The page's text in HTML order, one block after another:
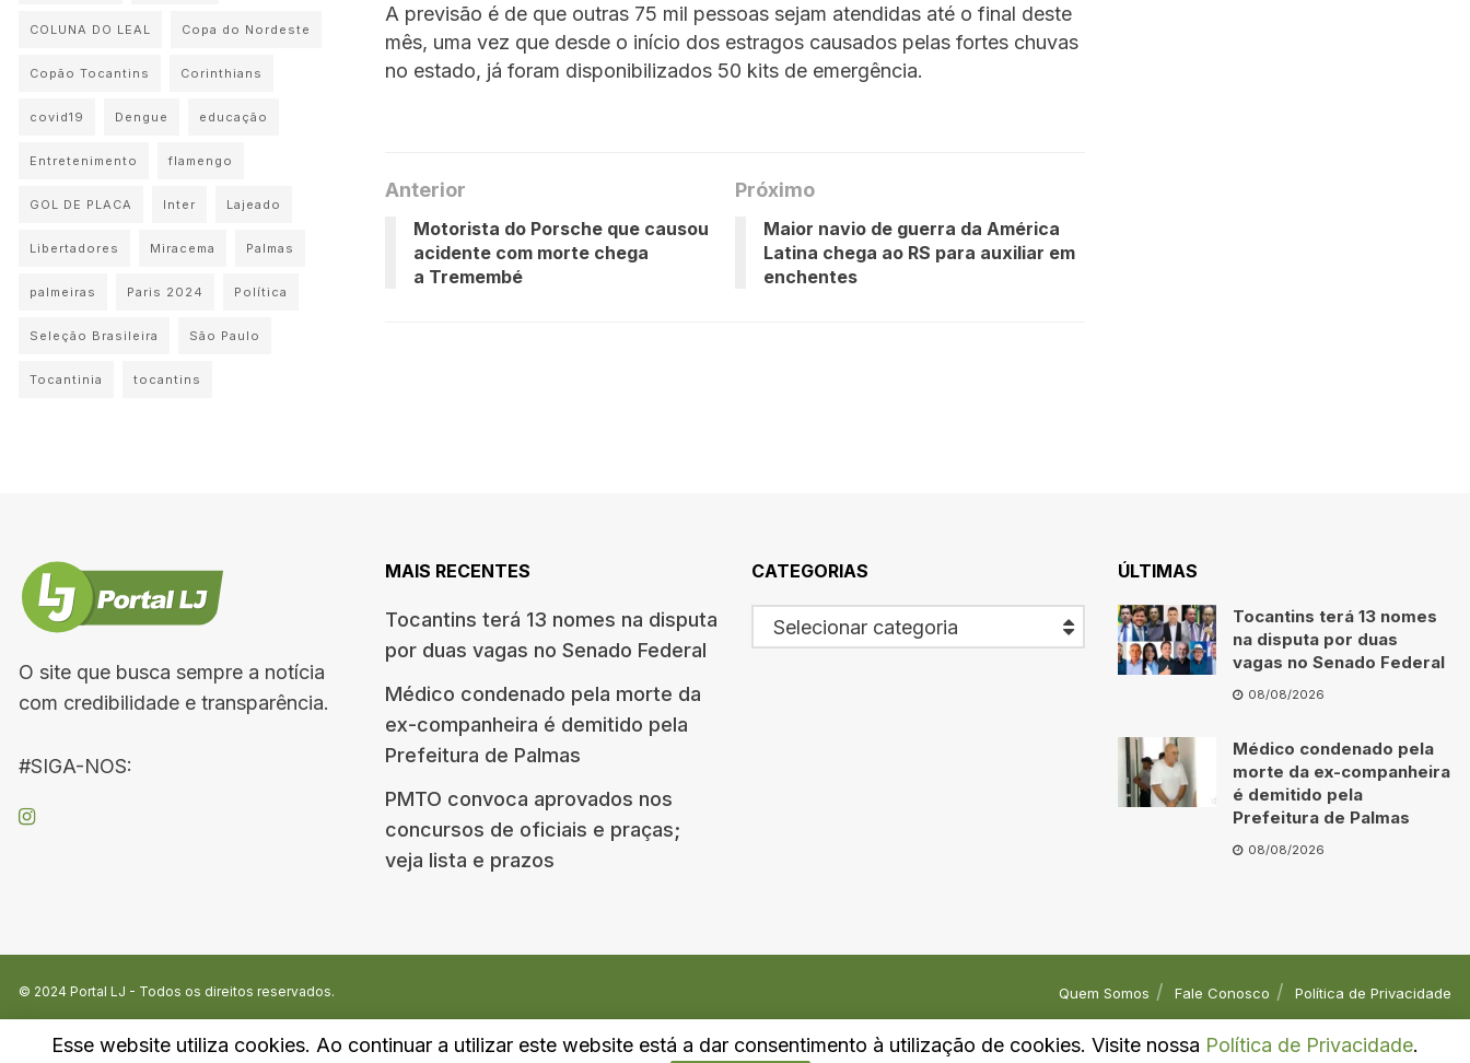
A previsão é de que outras 75 mil pessoas sejam atendidas até o final deste
mês, uma vez que desde o início dos estragos causados pelas fortes chuvas
no estado, já foram disponibilizados 50 kits de emergência.
Anterior
Motorista do Porsche que causou
acidente com morte chega
a Tremembé
Próximo
Maior navio de guerra da América
Latina chega ao RS para auxiliar em
enchentes
COLUNA DO LEAL Copa do Nordeste
Copão Tocantins Corinthians
covid19 Dengue educação
Entretenimento flamengo
GOL DE PLACA Inter Lajeado
Libertadores Miracema Palmas
palmeiras Paris 2024 Política
Seleção Brasileira São Paulo
Tocantinia tocantins
O site que busca sempre a notícia
com credibilidade e transparência.
#SIGA-NOS:
MAIS RECENTES
Tocantins terá 13 nomes na disputa
por duas vagas no Senado Federal
Médico condenado pela morte da
ex-companheira é demitido pela
Prefeitura de Palmas
PMTO convoca aprovados nos
concursos de oficiais e praças;
veja lista e prazos
CATEGORIAS
Selecionar categoria
ÚLTIMAS
Tocantins terá 13 nomes
na disputa por duas
vagas no Senado Federal
08/08/2026
Médico condenado pela
morte da ex-companheira
é demitido pela
Prefeitura de Palmas
08/08/2026
Quem Somos Fale Conosco Política de Privacidade
© 2024 Portal LJ - Todos os direitos reservados.
Esse website utiliza cookies. Ao continuar a utilizar este website está a dar consentimento à utilização de cookies. Visite nossa Política de Privacidade.